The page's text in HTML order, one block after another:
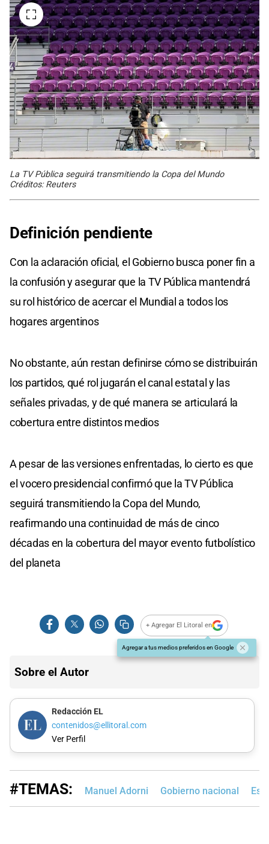
La TV Pública seguirá transmitiendo la Copa del Mundo
Créditos: Reuters
Definición pendiente
Con la aclaración oficial, el Gobierno busca poner fin a
la confusión y asegurar que la TV Pública mantendrá
su rol histórico de acercar el Mundial a todos los
hogares argentinos
No obstante, aún restan definirse cómo se distribuirán
los partidos, qué rol jugarán el canal estatal y las
señales privadas, y de qué manera se articulará la
cobertura entre distintos medios
A pesar de las versiones enfrentadas, lo cierto es que
el vocero presidencial confirmó que la TV Pública
seguirá transmitiendo la Copa del Mundo,
reafirmando una continuidad de más de cinco
décadas en la cobertura del mayor evento futbolístico
del planeta
+ Agregar El Litoral en
Agregar a tus medios preferidos en Google
Sobre el Autor
Redacción EL
contenidos@ellitoral.com
Ver Perfil
#TEMAS: Manuel Adorni Gobierno nacional